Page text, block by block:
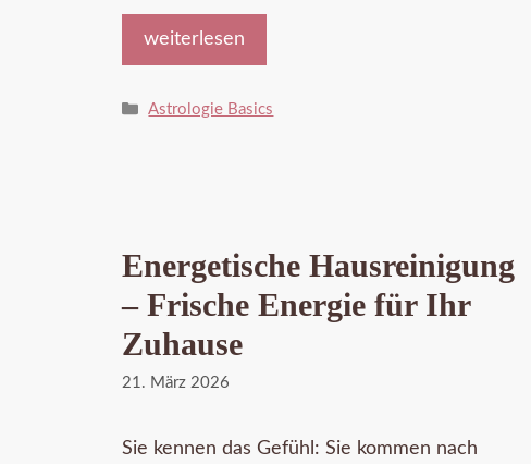
weiterlesen
Kategorien
Astrologie Basics
Energetische Hausreinigung
– Frische Energie für Ihr
Zuhause
21. März 2026
Sie kennen das Gefühl: Sie kommen nach